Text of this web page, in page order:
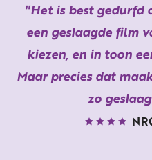
Het is best gedurfd
een geslaagde film
kiezen, en in toon
Maar precies dat
zo